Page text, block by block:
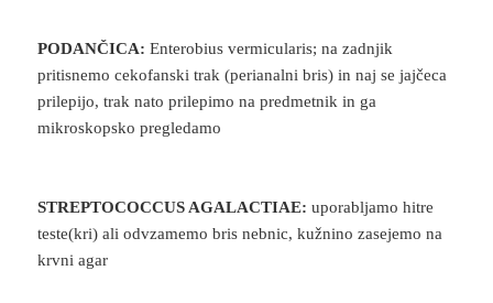
PODANČICA: Enterobius vermicularis; na zadnjik
pritisnemo cekofanski trak (perianalni bris) in naj se jajčeca
prilepijo, trak nato prilepimo na predmetnik in ga
mikroskopsko pregledamo
STREPTOCOCCUS AGALACTIAE:uporabljamo hitre
teste(kri) ali odvzamemo bris nebnic, kužnino zasejemo na
krvni agar